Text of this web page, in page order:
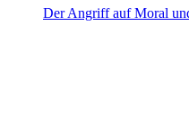
Der Angriff auf Moral